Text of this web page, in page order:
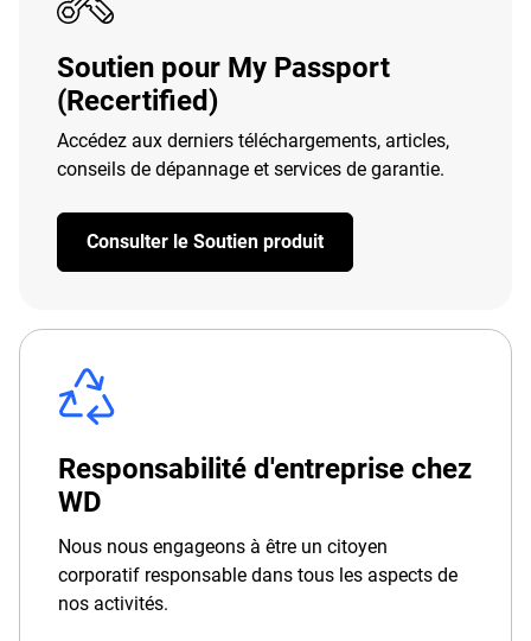
Soutien pour My Passport
(Recertified)
Accédez aux derniers téléchargements, articles,
conseils de dépannage et services de garantie.
Consulter le Soutien produit
Responsabilité d'entreprise chez
WD
Nous nous engageons à être un citoyen
corporatif responsable dans tous les aspects de
nos activités.